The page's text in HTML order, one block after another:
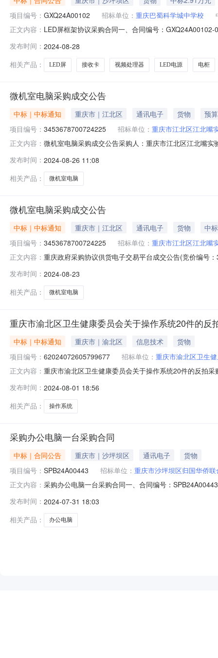
项目编号： GXQ24A00102 招标单位： 重庆巴蜀科学城中学校
正文内容： LED屏框架协议采购合同一、合同编号：
62室联系方式：18623356767六、合同主要信息主要标
发布时间： 2024-08-28
相关产品：
LED屏 接收卡 视频处理器 LED电源 电柜
微机室电脑采购成交公告
中标｜中标通知 重庆市｜江北区 通讯电子 货物
预
项目编号： 3453678700724225 招标单位： 重庆市江北区江北嘴
正文内容： 微机室电脑采购成交公告采购人：重庆市江北区江北嘴
￥133,140.0012024/08/2314:15:45配送区域：江北区采
发布时间： 2024-08-26 11:08
相关产品：
微机室电脑
微机室电脑采购成交公告
中标｜中标通知 重庆市｜江北区 通讯电子 货物
中
项目编号： 3453678700724225 招标单位： 重庆市江北区江北嘴
正文内容： 重庆政府采购协议供货电子交易平台成交公告(竞价编号
市江北区江北嘴实验学校详细地址：重庆市江北区联系
发布时间： 2024-08-23
相关产品：
微机室电脑
重庆市渝北区卫生健康委员会关于操作系统20件的反
中标｜中标通知 重庆市｜渝北区 信息技术
货物
项目编号： 62024072605799677 招标单位： 重庆市渝北区卫生
正文内容： 重庆市渝北区卫生健康委员会关于操作系统20件的反拍
称：渝北区报价起止时间：2024-08-0109:00-2024-08-
发布时间： 2024-08-01 18:56
相关产品：
操作系统
采购办公电脑一台采购合同
中标｜合同公告 重庆市｜沙坪坝区 通讯电子
货物
项目编号： SPB24A00443 招标单位： 重庆市沙坪坝区归国华侨联
正文内容： 采购办公电脑一台采购合同一、合同编号：
树村谢家院子组2号1-62室联系方式：18623356767六
发布时间： 2024-07-31 18:03
相关产品：
办公电脑